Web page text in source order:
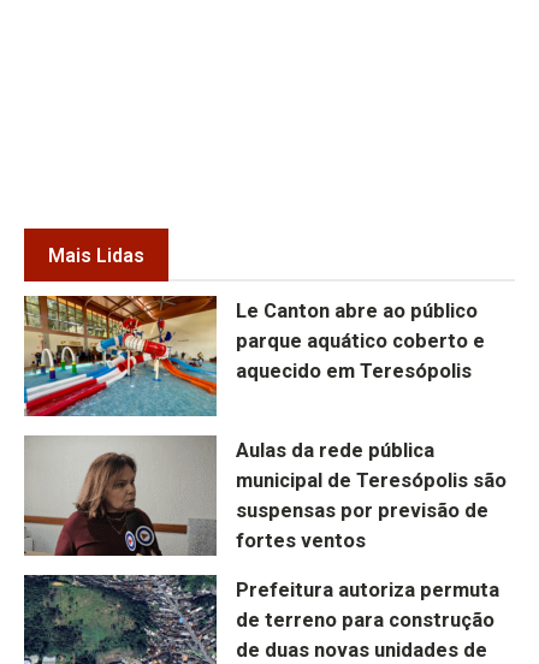
Mais Lidas
Le Canton abre ao público
parque aquático coberto e
aquecido em Teresópolis
Aulas da rede pública
municipal de Teresópolis são
suspensas por previsão de
fortes ventos
Prefeitura autoriza permuta
de terreno para construção
de duas novas unidades de